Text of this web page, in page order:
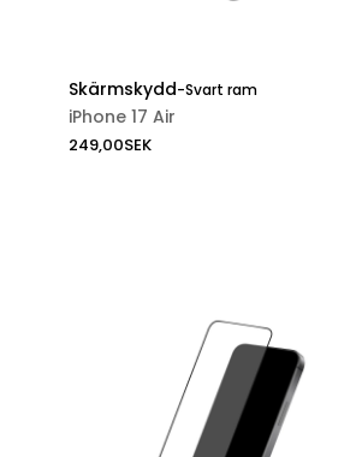
Skärmskydd-Svart ram
iPhone 17 Air
249,00SEK